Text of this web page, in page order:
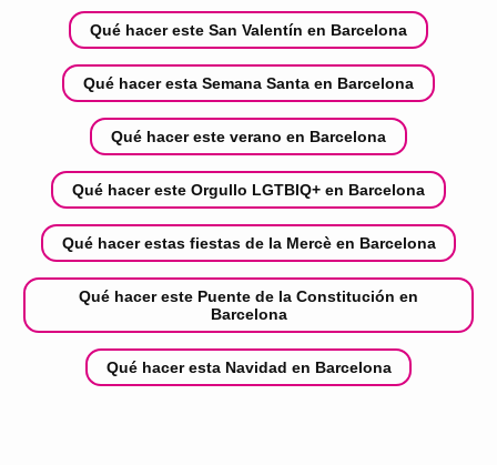
Qué hacer este San Valentín en Barcelona
Qué hacer esta Semana Santa en Barcelona
Qué hacer este verano en Barcelona
Qué hacer este Orgullo LGTBIQ+ en Barcelona
Qué hacer estas fiestas de la Mercè en Barcelona
Qué hacer este Puente de la Constitución en
Barcelona
Qué hacer esta Navidad en Barcelona